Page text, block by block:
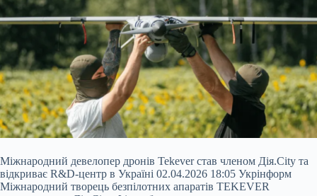
Міжнародний девелопер дронів Tekever став членом Дія.City та
відкриває R&D-центр в Україні 02.04.2026 18:05 Укрінформ
Міжнародний творець безпілотних апаратів TEKEVER